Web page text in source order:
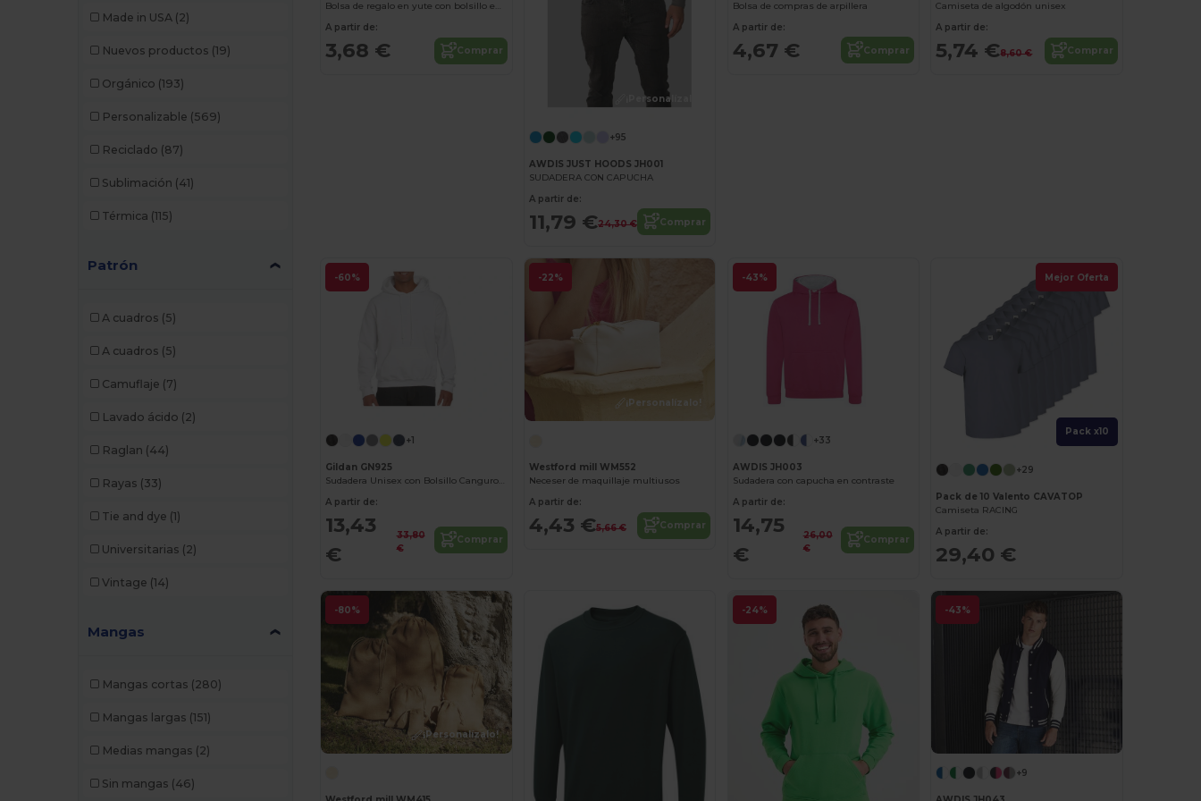
Digital Transfer
Front row
Made in USA (2)
Nuevos productos (19)
Orgánico (193)
Personalizable (569)
Reciclado (87)
Sublimación (41)
Térmica (115)
Patrón
A cuadros (5)
A cuadros (5)
Camuflaje (7)
Lavado ácido (2)
Raglan (44)
Rayas (33)
Tie and dye (1)
Universitarias (2)
Vintage (14)
Mangas
Mangas cortas (280)
Mangas largas (151)
Medias mangas (2)
Sin mangas (46)
Bolsa de regalo en yute con bolsillo en algodón
A partir de:
3,68 € Comprar
¡Personalízalo!
+95
AWDIS JUST HOODS JH001
SUDADERA CON CAPUCHA
A partir de:
11,79 €24,30 € Comprar
Bolsa de compras de arpillera
A partir de:
4,67 € Comprar
Camiseta de algodón unisex
A partir de:
5,74 €8,60 € Comprar
-60%
+1
Gildan GN925
Sudadera Unisex con Bolsillo Canguro y Capucha
A partir de:
13,43
€
33,80
€
Comprar
-22%
¡Personalízalo!
Westford mill WM552
Neceser de maquillaje multiusos
A partir de:
4,43 €5,66 € Comprar
-43%
+33
AWDIS JH003
Sudadera con capucha en contraste
A partir de:
14,75
€
26,00
€
Comprar
Mejor Oferta
Pack x10
+29
Pack de 10 Valento CAVATOP
Camiseta RACING
A partir de:
29,40 €
-80%
¡Personalízalo!
-24% -43%
+9